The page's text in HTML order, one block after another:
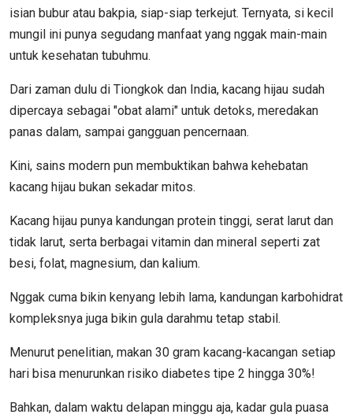
isian bubur atau bakpia, siap-siap terkejut. Ternyata, si kecil
mungil ini punya segudang manfaat yang nggak main-main
untuk kesehatan tubuhmu.
Dari zaman dulu di Tiongkok dan India, kacang hijau sudah
dipercaya sebagai "obat alami" untuk detoks, meredakan
panas dalam, sampai gangguan pencernaan.
Kini, sains modern pun membuktikan bahwa kehebatan
kacang hijau bukan sekadar mitos.
Kacang hijau punya kandungan protein tinggi, serat larut dan
tidak larut, serta berbagai vitamin dan mineral seperti zat
besi, folat, magnesium, dan kalium.
Nggak cuma bikin kenyang lebih lama, kandungan karbohidrat
kompleksnya juga bikin gula darahmu tetap stabil.
Menurut penelitian, makan 30 gram kacang-kacangan setiap
hari bisa menurunkan risiko diabetes tipe 2 hingga 30%!
Bahkan, dalam waktu delapan minggu aja, kadar gula puasa